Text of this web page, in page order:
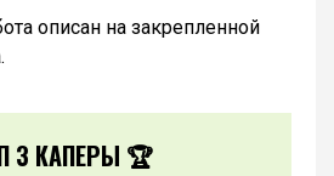
описан на закрепленной
3 КАПЕРЫ 🏆